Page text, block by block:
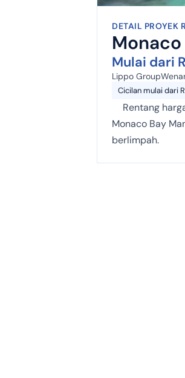
DETAIL PROYEK
Mulai dari
Lippo Group
Cicilan mulai dari
Rentang
Monaco Bay
berlimpah.